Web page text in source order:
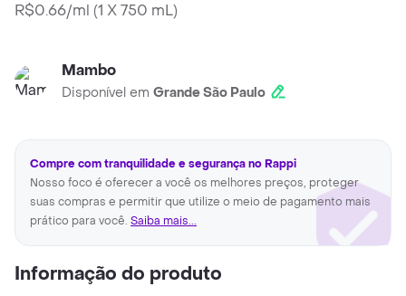
R$0.66/ml (1 X 750 mL)
Mambo
Disponível em Grande São Paulo
Compre com tranquilidade e segurança no Rappi
Nosso foco é oferecer a você os melhores preços, proteger
suas compras e permitir que utilize o meio de pagamento mais
prático para você. Saiba mais...
Informação do produto